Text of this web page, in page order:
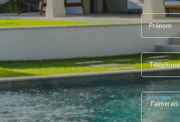
Prénom
Téléphone
Message